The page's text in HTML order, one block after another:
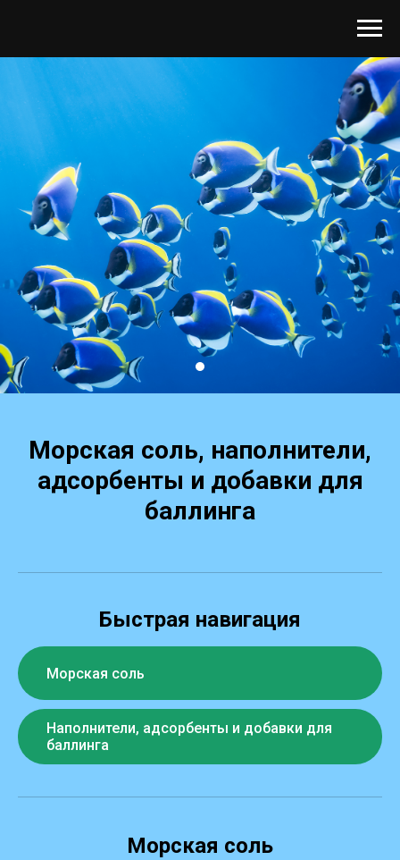
Морская соль, наполнители,
адсорбенты и добавки для
баллинга
Быстрая навигация
Морская соль
Наполнители, адсорбенты и добавки для
баллинга
Морская соль